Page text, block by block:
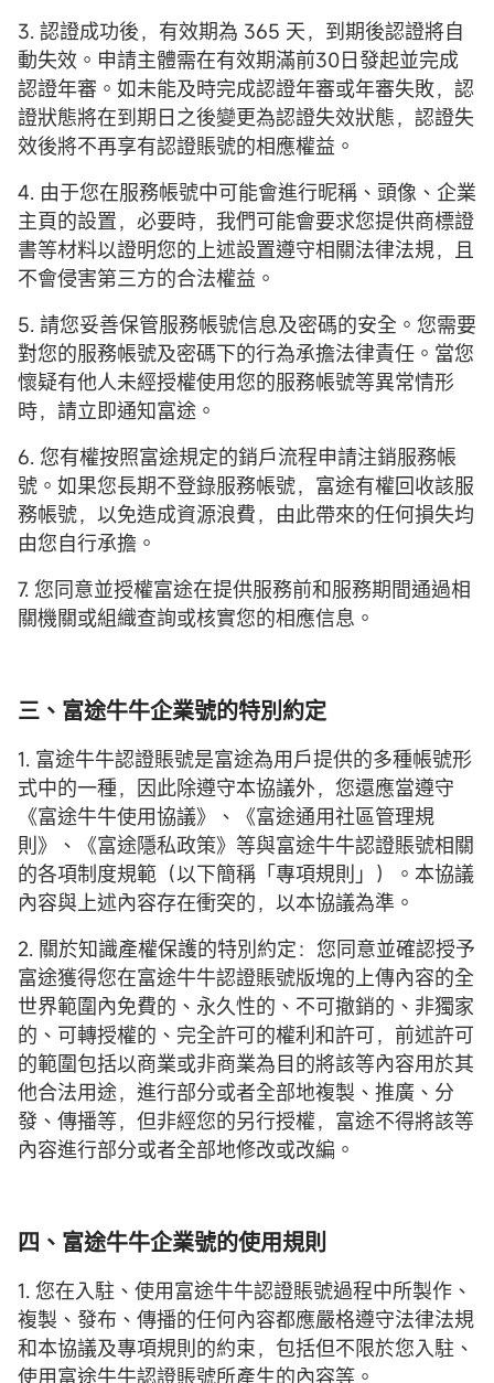
3. 認證成功後，有效期為 365 天，到期後認證將自
動失效。申請主體需在有效期滿前30日發起並完成
認證年審。如未能及時完成認證年審或年審失敗，認
證狀態將在到期日之後變更為認證失效狀態，認證失
效後將不再享有認證賬號的相應權益。
4. 由于您在服務帳號中可能會進行昵稱、頭像、企業
主頁的設置，必要時，我們可能會要求您提供商標證
書等材料以證明您的上述設置遵守相關法律法規，且
不會侵害第三方的合法權益。
5. 請您妥善保管服務帳號信息及密碼的安全。您需要
對您的服務帳號及密碼下的行為承擔法律責任。當您
懷疑有他人未經授權使用您的服務帳號等異常情形
時，請立即通知富途。
6. 您有權按照富途規定的銷戶流程申請注銷服務帳
號。如果您長期不登錄服務帳號，富途有權回收該服
務帳號，以免造成資源浪費，由此帶來的任何損失均
由您自行承擔。
7. 您同意並授權富途在提供服務前和服務期間通過相
關機關或組織查詢或核實您的相應信息。
三、富途牛牛企業號的特別約定
1. 富途牛牛認證賬號是富途為用戶提供的多種帳號形
式中的一種，因此除遵守本協議外，您還應當遵守
《富途牛牛使用協議》、《富途通用社區管理規
則》、《富途隱私政策》等與富途牛牛認證賬號相關
的各項制度規範（以下簡稱「專項規則」）。本協議
內容與上述內容存在衝突的，以本協議為準。
2. 關於知識產權保護的特別約定：您同意並確認授予
富途獲得您在富途牛牛認證賬號版塊的上傳內容的全
世界範圍內免費的、永久性的、不可撤銷的、非獨家
的、可轉授權的、完全許可的權利和許可，前述許可
的範圍包括以商業或非商業為目的將該等內容用於其
他合法用途，進行部分或者全部地複製、推廣、分
發、傳播等，但非經您的另行授權，富途不得將該等
內容進行部分或者全部地修改或改編。
四、富途牛牛企業號的使用規則
1. 您在入駐、使用富途牛牛認證賬號過程中所製作、
複製、發布、傳播的任何內容都應嚴格遵守法律法規
和本協議及專項規則的約束，包括但不限於您入駐、
使用富途牛牛認證賬號所產生的內容等。